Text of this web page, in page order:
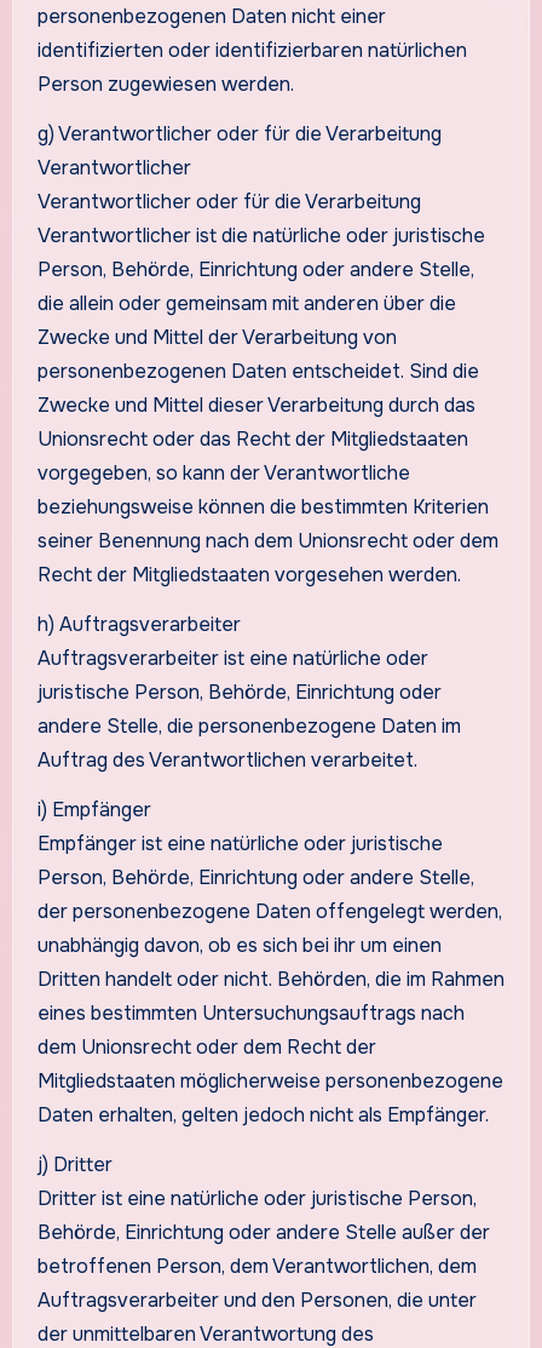
personenbezogenen Daten nicht einer
identifizierten oder identifizierbaren natürlichen
Person zugewiesen werden.
g) Verantwortlicher oder für die Verarbeitung
Verantwortlicher
Verantwortlicher oder für die Verarbeitung
Verantwortlicher ist die natürliche oder juristische
Person, Behörde, Einrichtung oder andere Stelle,
die allein oder gemeinsam mit anderen über die
Zwecke und Mittel der Verarbeitung von
personenbezogenen Daten entscheidet. Sind die
Zwecke und Mittel dieser Verarbeitung durch das
Unionsrecht oder das Recht der Mitgliedstaaten
vorgegeben, so kann der Verantwortliche
beziehungsweise können die bestimmten Kriterien
seiner Benennung nach dem Unionsrecht oder dem
Recht der Mitgliedstaaten vorgesehen werden.
h) Auftragsverarbeiter
Auftragsverarbeiter ist eine natürliche oder
juristische Person, Behörde, Einrichtung oder
andere Stelle, die personenbezogene Daten im
Auftrag des Verantwortlichen verarbeitet.
i) Empfänger
Empfänger ist eine natürliche oder juristische
Person, Behörde, Einrichtung oder andere Stelle,
der personenbezogene Daten offengelegt werden,
unabhängig davon, ob es sich bei ihr um einen
Dritten handelt oder nicht. Behörden, die im Rahmen
eines bestimmten Untersuchungsauftrags nach
dem Unionsrecht oder dem Recht der
Mitgliedstaaten möglicherweise personenbezogene
Daten erhalten, gelten jedoch nicht als Empfänger.
j) Dritter
Dritter ist eine natürliche oder juristische Person,
Behörde, Einrichtung oder andere Stelle außer der
betroffenen Person, dem Verantwortlichen, dem
Auftragsverarbeiter und den Personen, die unter
der unmittelbaren Verantwortung des